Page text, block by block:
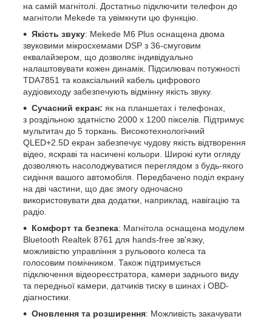
на самій магнітолі. Достатньо підключити телефон до
магнітоли Mekede та увімкнути цю функцію.
Якість звуку: Mekede M6 Plus оснащена двома
звуковими мікросхемами DSP з 36-смуговим
еквалайзером, що дозволяє індивідуально
налаштовувати кожен динамік. Підсилювач потужності
TDA7851 та коаксіальний кабель цифрового
аудіовиходу забезпечують відмінну якість звуку.
Сучасний екран: як на планшетах і телефонах,
з роздільною здатністю 2000 х 1200 пікселів. Підтримує
мультитач до 5 торкань. Високотехнологічний
QLED+2.5D екран забезпечує чудову якість відтворення
відео, яскраві та насичені кольори. Широкі кути огляду
дозволяють насолоджуватися переглядом з будь-якого
сидіння вашого автомобіля. Передбачено поділ екрану
на дві частини, що дає змогу одночасно
використовувати два додатки, наприклад, навігацію та
радіо.
Комфорт та безпека: Магнітола оснащена модулем
Bluetooth Realtek 8761 для hands-free зв'язку,
можливістю управління з рульового колеса та
голосовим помічником. Також підтримується
підключення відеореєстратора, камери заднього виду
та передньої камери, датчиків тиску в шинах і OBD-
діагностики.
Оновлення та розширення: Можливість закачувати